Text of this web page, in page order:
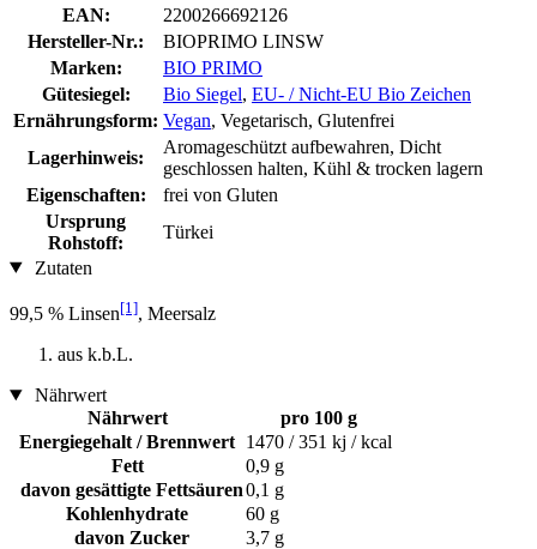
EAN:
2200266692126
Hersteller-Nr.:
BIOPRIMO LINSW
Marken:
BIO PRIMO
Gütesiegel:
Bio Siegel, EU- / Nicht-EU Bio Zeichen
Ernährungsform: Vegan, Vegetarisch, Glutenfrei
Lagerhinweis:
Aromageschützt aufbewahren, Dicht
geschlossen halten, Kühl & trocken lagern
Eigenschaften:
frei von Gluten
Ursprung
Rohstoff:
Türkei
Zutaten
99,5 % Linsen[1], Meersalz
aus k.b.L.
Nährwert
Nährwert
pro 100 g
Energiegehalt / Brennwert 1470 / 351 kj / kcal
Fett
0,9 g
davon gesättigte Fettsäuren0,1 g
Kohlenhydrate
60 g
davon Zucker
3,7 g